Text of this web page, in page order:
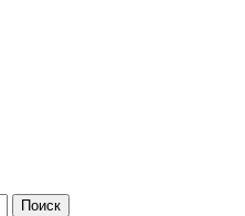
Поиск